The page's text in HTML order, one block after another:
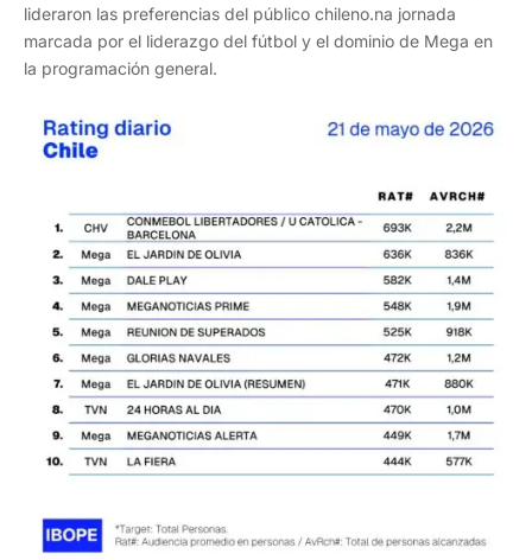
lideraron las preferencias del público chileno.na jornada
marcada por el liderazgo del fútbol y el dominio de Mega en
la programación general.